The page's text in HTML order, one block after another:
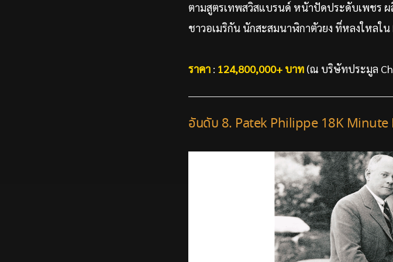
ตามสูตรเทพสวิสแบรนด์ หนัาปัดประดับเพชร ผ
ชาวอเมริกัน นักสะสมนาฬิกาตัวยง ที่หลงใหลใ
ราคา : 124,800,000+ บาท (ณ บริษัทประมูล
อันดับ 8. Patek Philippe 18K Minute